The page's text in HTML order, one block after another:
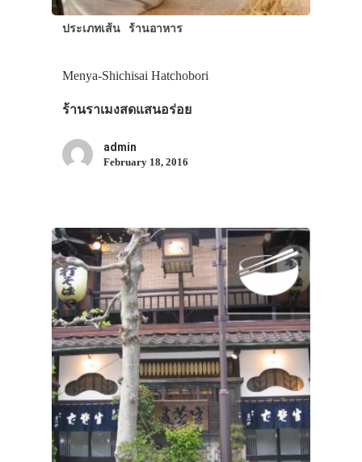
ประเภทเส้น ร้านอาหาร
Menya-Shichisai Hatchobori
ร้านราเมงสดแสนอร่อย
admin
February 18, 2016